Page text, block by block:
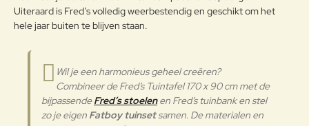
vlekken van vogelpoep je Fred’s
producten snel schoonmaakt.
Uiteraard is Fred’s volledig weerbestendig en geschikt om het
hele jaar buiten te blijven staan.
Wil je een harmonieus geheel creëren?
Combineer de Fred’s Tuintafel 170 x 90 cm met de
bijpassendeFred’s stoelenen Fred’s tuinbank en stel
zo je eigen Fatboy tuinsetsamen. De materialen en